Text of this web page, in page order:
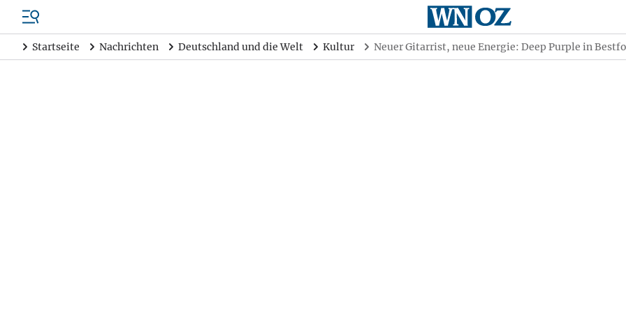
Startseite Nachrichten Deutschland und die Welt Kultur Neuer Gitarrist, neue Energie: Deep Purple in